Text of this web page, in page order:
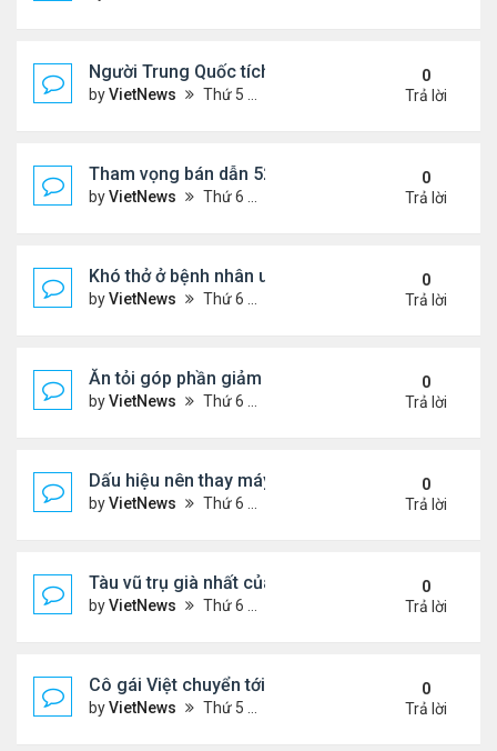
Người Trung Quốc tích cực mua bán đồ hiệu cũ
byVietNews Thứ 5 Tháng 9 29, 2022 4:43 pm
0
Trả lời
Tham vọng bán dẫn 52 tỷ USD 'khó nhằn' của Mỹ
byVietNews Thứ 6 Tháng 8 19, 2022 5:14 pm
0
Trả lời
Khó thở ở bệnh nhân ung thư phổi
byVietNews Thứ 6 Tháng 8 19, 2022 5:13 pm
0
Trả lời
Ăn tỏi góp phần giảm cholesterol 'xấu'
byVietNews Thứ 6 Tháng 8 19, 2022 5:11 pm
0
Trả lời
Dấu hiệu nên thay máy giặt mới
byVietNews Thứ 6 Tháng 8 19, 2022 5:09 pm
0
Trả lời
Tàu vũ trụ già nhất của NASA tròn 45 tuổi
byVietNews Thứ 6 Tháng 8 19, 2022 4:29 pm
0
Trả lời
Cô gái Việt chuyển tới Nepal sống vì mê leo núi
byVietNews Thứ 5 Tháng 8 18, 2022 5:32 pm
0
Trả lời